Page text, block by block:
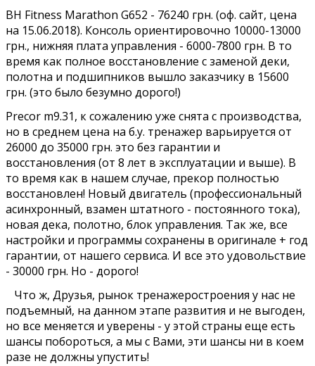
BH Fitness Marathon G652 - 76240 грн. (оф. сайт, цена
на 15.06.2018). Консоль ориентировочно 10000-13000
грн., нижняя плата управления - 6000-7800 грн. В то
время как полное восстановление с заменой деки,
полотна и подшипников вышло заказчику в 15600
грн. (это было безумно дорого!)
Precor m9.31, к сожалению уже снята с производства,
но в среднем цена на б.у. тренажер варьируется от
26000 до 35000 грн. это без гарантии и
восстановления (от 8 лет в эксплуатации и выше). В
то время как в нашем случае, прекор полностью
восстановлен! Новый двигатель (профессиональный
асинхронный, взамен штатного - постоянного тока),
новая дека, полотно, блок управления. Так же, все
настройки и программы сохранены в оригинале + год
гарантии, от нашего сервиса. И все это удовольствие
- 30000 грн. Но - дорого!
Что ж, Друзья, рынок тренажеростроения у нас не
подъемный, на данном этапе развития и не выгоден,
но все меняется и уверены - у этой страны еще есть
шансы побороться, а мы с Вами, эти шансы ни в коем
разе не должны упустить!